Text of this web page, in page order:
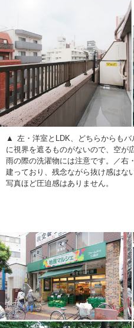
左・洋室とLDK、どちらからも
に視界を遮るものがないので、空が
雨の際の洗濯物には注意です。／右
建っており、残念ながら抜け感はな
写真ほど圧迫感はありません。